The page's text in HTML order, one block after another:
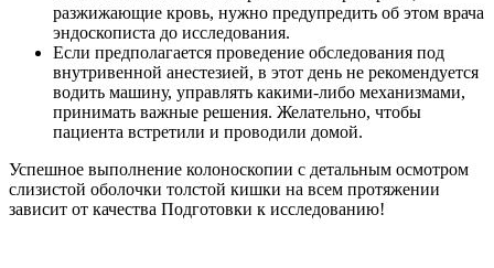
разжижающие кровь, нужно предупредить об этом врача
эндоскописта до исследования.
Если предполагается проведение обследования под
внутривенной анестезией, в этот день не рекомендуется
водить машину, управлять какими-либо механизмами,
принимать важные решения. Желательно, чтобы
пациента встретили и проводили домой.
Успешное выполнение колоноскопии с детальным осмотром
слизистой оболочки толстой кишки на всем протяжении
зависит от качества Подготовки к исследованию!